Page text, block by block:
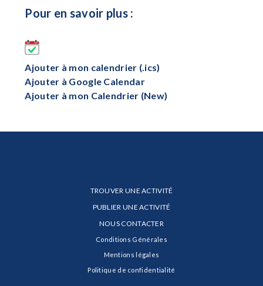
Pour en savoir plus :
Ajouter à mon calendrier (.ics)
Ajouter à Google Calendar
Ajouter à mon Calendrier (New)
TROUVER UNE ACTIVITÉ
PUBLIER UNE ACTIVITÉ
NOUS CONTACTER
Conditions Générales
Mentions légales
Politique de confidentialité